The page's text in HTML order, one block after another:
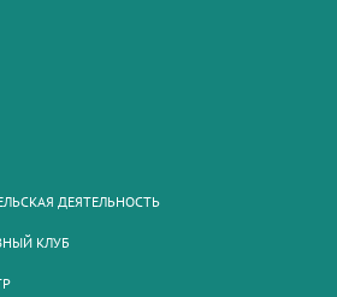
ДЕЯТЕЛЬНОСТЬ
КЛУБ